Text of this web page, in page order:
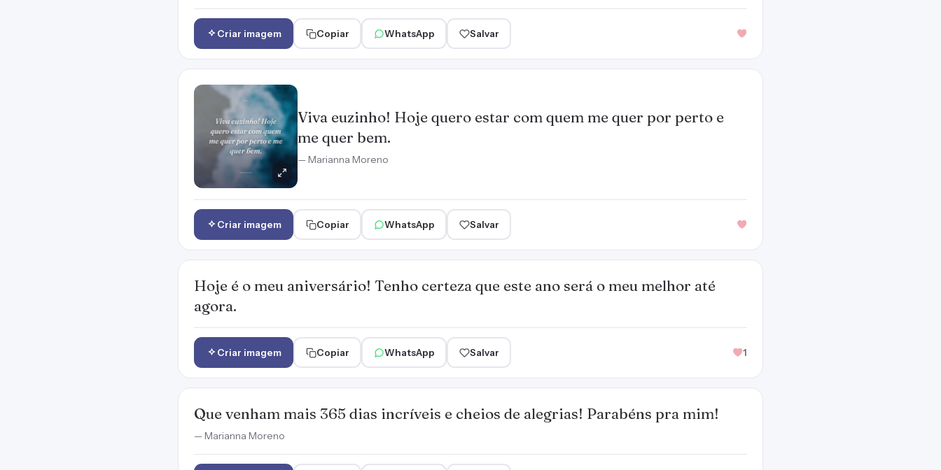
Criar imagem Copiar WhatsApp Salvar
Viva euzinho! Hoje quero estar com quem me quer por perto e
me quer bem.
— Marianna Moreno
Criar imagem Copiar WhatsApp Salvar
Hoje é o meu aniversário! Tenho certeza que este ano será o meu melhor até
agora.
Criar imagem Copiar WhatsApp Salvar 1
Que venham mais 365 dias incríveis e cheios de alegrias! Parabéns pra mim!
— Marianna Moreno